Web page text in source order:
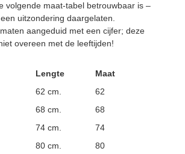
volgende maat-tabel betrouwbaar is –
uitzondering daargelaten.
aangeduid met een cijfer; deze
overeen met de leeftijden!
Lengte
Maat
62 cm.
62
68 cm.
68
74 cm.
74
80 cm. 80